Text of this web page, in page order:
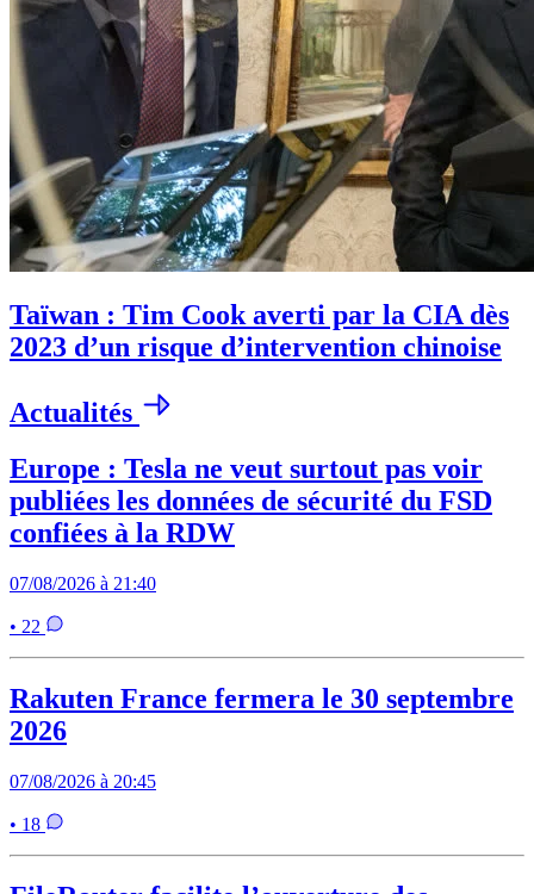
Taïwan : Tim Cook averti par la CIA dès
2023 d’un risque d’intervention chinoise
Actualités
Europe : Tesla ne veut surtout pas voir
publiées les données de sécurité du FSD
confiées à la RDW
07/08/2026 à 21:40
• 22
Rakuten France fermera le 30 septembre
2026
07/08/2026 à 20:45
• 18